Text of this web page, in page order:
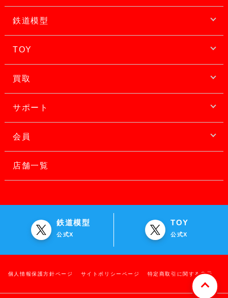
鉄道模型
TOY
買取
サポート
会員
店舗一覧
鉄道模型
公式X
TOY
公式X
個人情報保護方針ページ サイトポリシーページ 特定商取引に関する表示